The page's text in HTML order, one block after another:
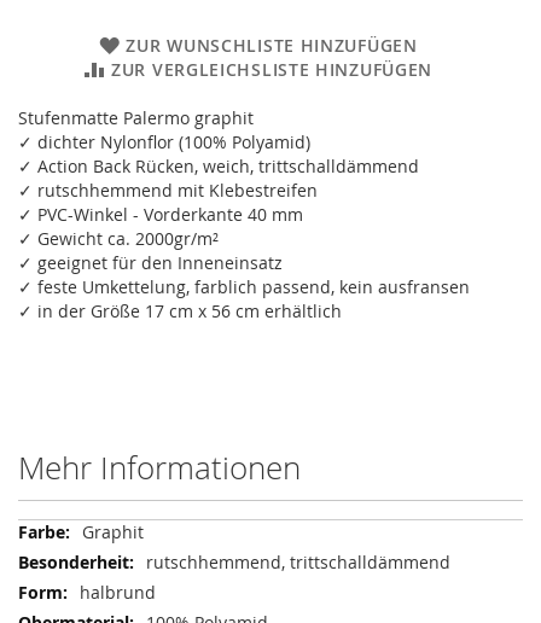
ZUR WUNSCHLISTE HINZUFÜGEN
ZUR VERGLEICHSLISTE HINZUFÜGEN
Stufenmatte Palermo graphit
✓ dichter Nylonflor (100% Polyamid)
✓ Action Back Rücken, weich, trittschalldämmend
✓ rutschhemmend mit Klebestreifen
✓ PVC-Winkel - Vorderkante 40 mm
✓ Gewicht ca. 2000gr/m²
✓ geeignet für den Inneneinsatz
✓ feste Umkettelung, farblich passend, kein ausfransen
✓ in der Größe 17 cm x 56 cm erhältlich
Mehr Informationen
Mehr
Informationen
Graphit
rutschhemmend, trittschalldämmend
halbrund